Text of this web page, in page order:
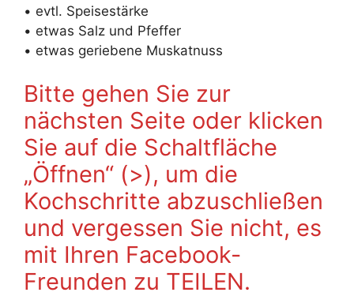
• evtl. Speisestärke
• etwas Salz und Pfeffer
• etwas geriebene Muskatnuss
Bitte gehen Sie zur
nächsten Seite oder klicken
Sie auf die Schaltfläche
„Öffnen“ (>), um die
Kochschritte abzuschließen
und vergessen Sie nicht, es
mit Ihren Facebook-
Freunden zu TEILEN.